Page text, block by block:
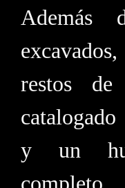
Además
restos
y un